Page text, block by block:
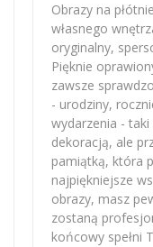
Obrazy na
własnego
oryginalny,
Pięknie
zawsze
- urodziny,
wydarzenia -
dekoracją, ale
pamiątką, która
najpiękniejsze
obrazy, masz
zostaną
końcowy spełni